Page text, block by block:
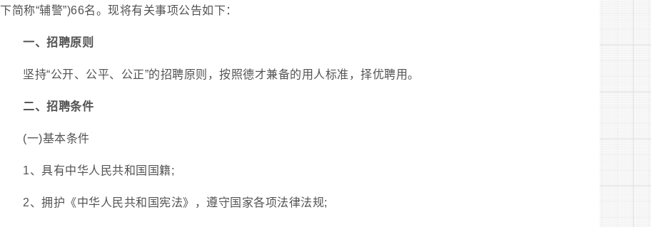
下简称“辅警”)66名。现将有关事项公告如下：
一、招聘原则
坚持“公开、公平、公正”的招聘原则，按照德才兼备的用人标准，择优聘用。
二、招聘条件
(一)基本条件
1、具有中华人民共和国国籍;
2、拥护《中华人民共和国宪法》，遵守国家各项法律法规;